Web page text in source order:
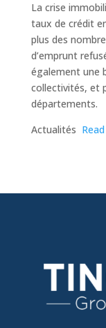
La crise
taux de crédit
plus des
d’emprunt
également une
collectivités, et
départements.
​Actualités